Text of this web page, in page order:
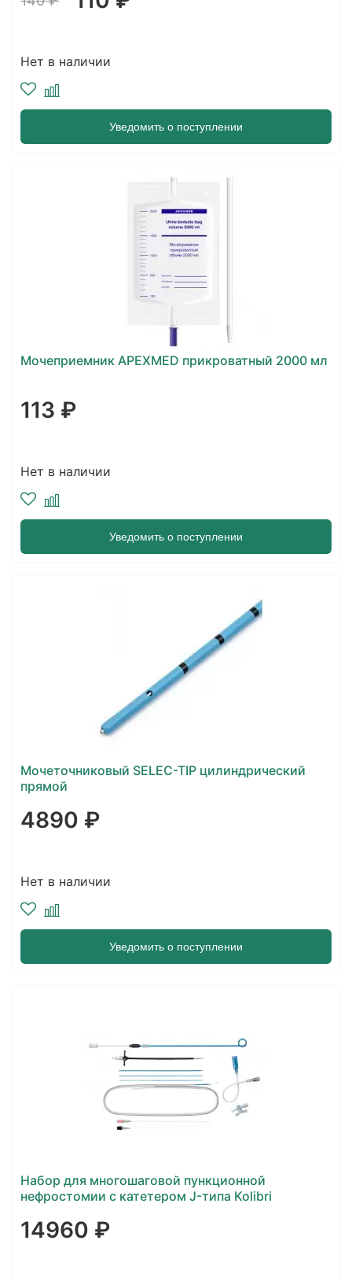
Нет в наличии
Уведомить о поступлении
Мочеприемник APEXMED прикроватный 2000 мл
113 ₽
Нет в наличии
Уведомить о поступлении
Мочеточниковый SELEC-TIP цилиндрический
прямой
4890 ₽
Нет в наличии
Уведомить о поступлении
Набор для многошаговой пункционной
нефростомии с катетером J-типа Kolibri
14960 ₽